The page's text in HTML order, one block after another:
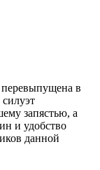
перевыпущена в
запястью, а
и удобство
данной